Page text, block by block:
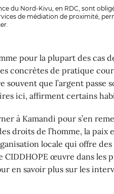
du Nord-Kivu, en RDC, sont
de médiation de proximité,
pour la plupart des cas
concrètes de pratique
que l’argent passe
ici, affirment certains
à Kamandi pour s’en
droits de l’homme, la paix
locale qui offre
CIDDHOPE œuvre dans les
en savoir plus sur les